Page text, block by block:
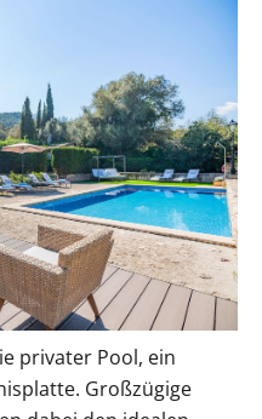
privater Pool, ein
Großzügige